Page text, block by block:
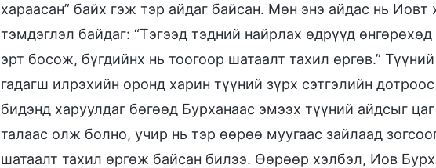
хараасан” байх гэж тэр айдаг байсан. Мөн энэ айдас нь
тэмдэглэл байдаг: “Тэгээд тэдний найрлах өдрүүд
эрт босож, бүгдийнх нь тоогоор шатаалт тахил өргөв.”
гадагш илрэхийн оронд харин түүний зүрх сэтгэлийн
бидэнд харуулдаг бөгөөд Бурханаас эмээх түүний айдсыг
талаас олж болно, учир нь тэр өөрөө муугаас зайлаад
шатаалт тахил өргөж байсан билээ. Өөрөөр хэлбэл, Иов